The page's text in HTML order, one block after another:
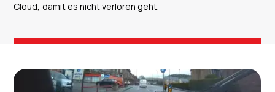
Cloud, damit es nicht verloren geht.